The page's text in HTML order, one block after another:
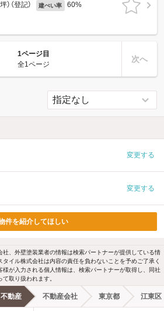
（登記） 建ぺい率 60%
1ページ目
全1ページ
次へ
変更する
変更する
件を紹介してほしい
社、外壁塗装業者の情報は検索パートナーが提供している情
イル株式会社は内容の責任を負わないことを予めご了承く
様が入力される個人情報は、検索パートナーが取得し、同社
取り扱われます。
動産 不動産会社 東京都 江東区